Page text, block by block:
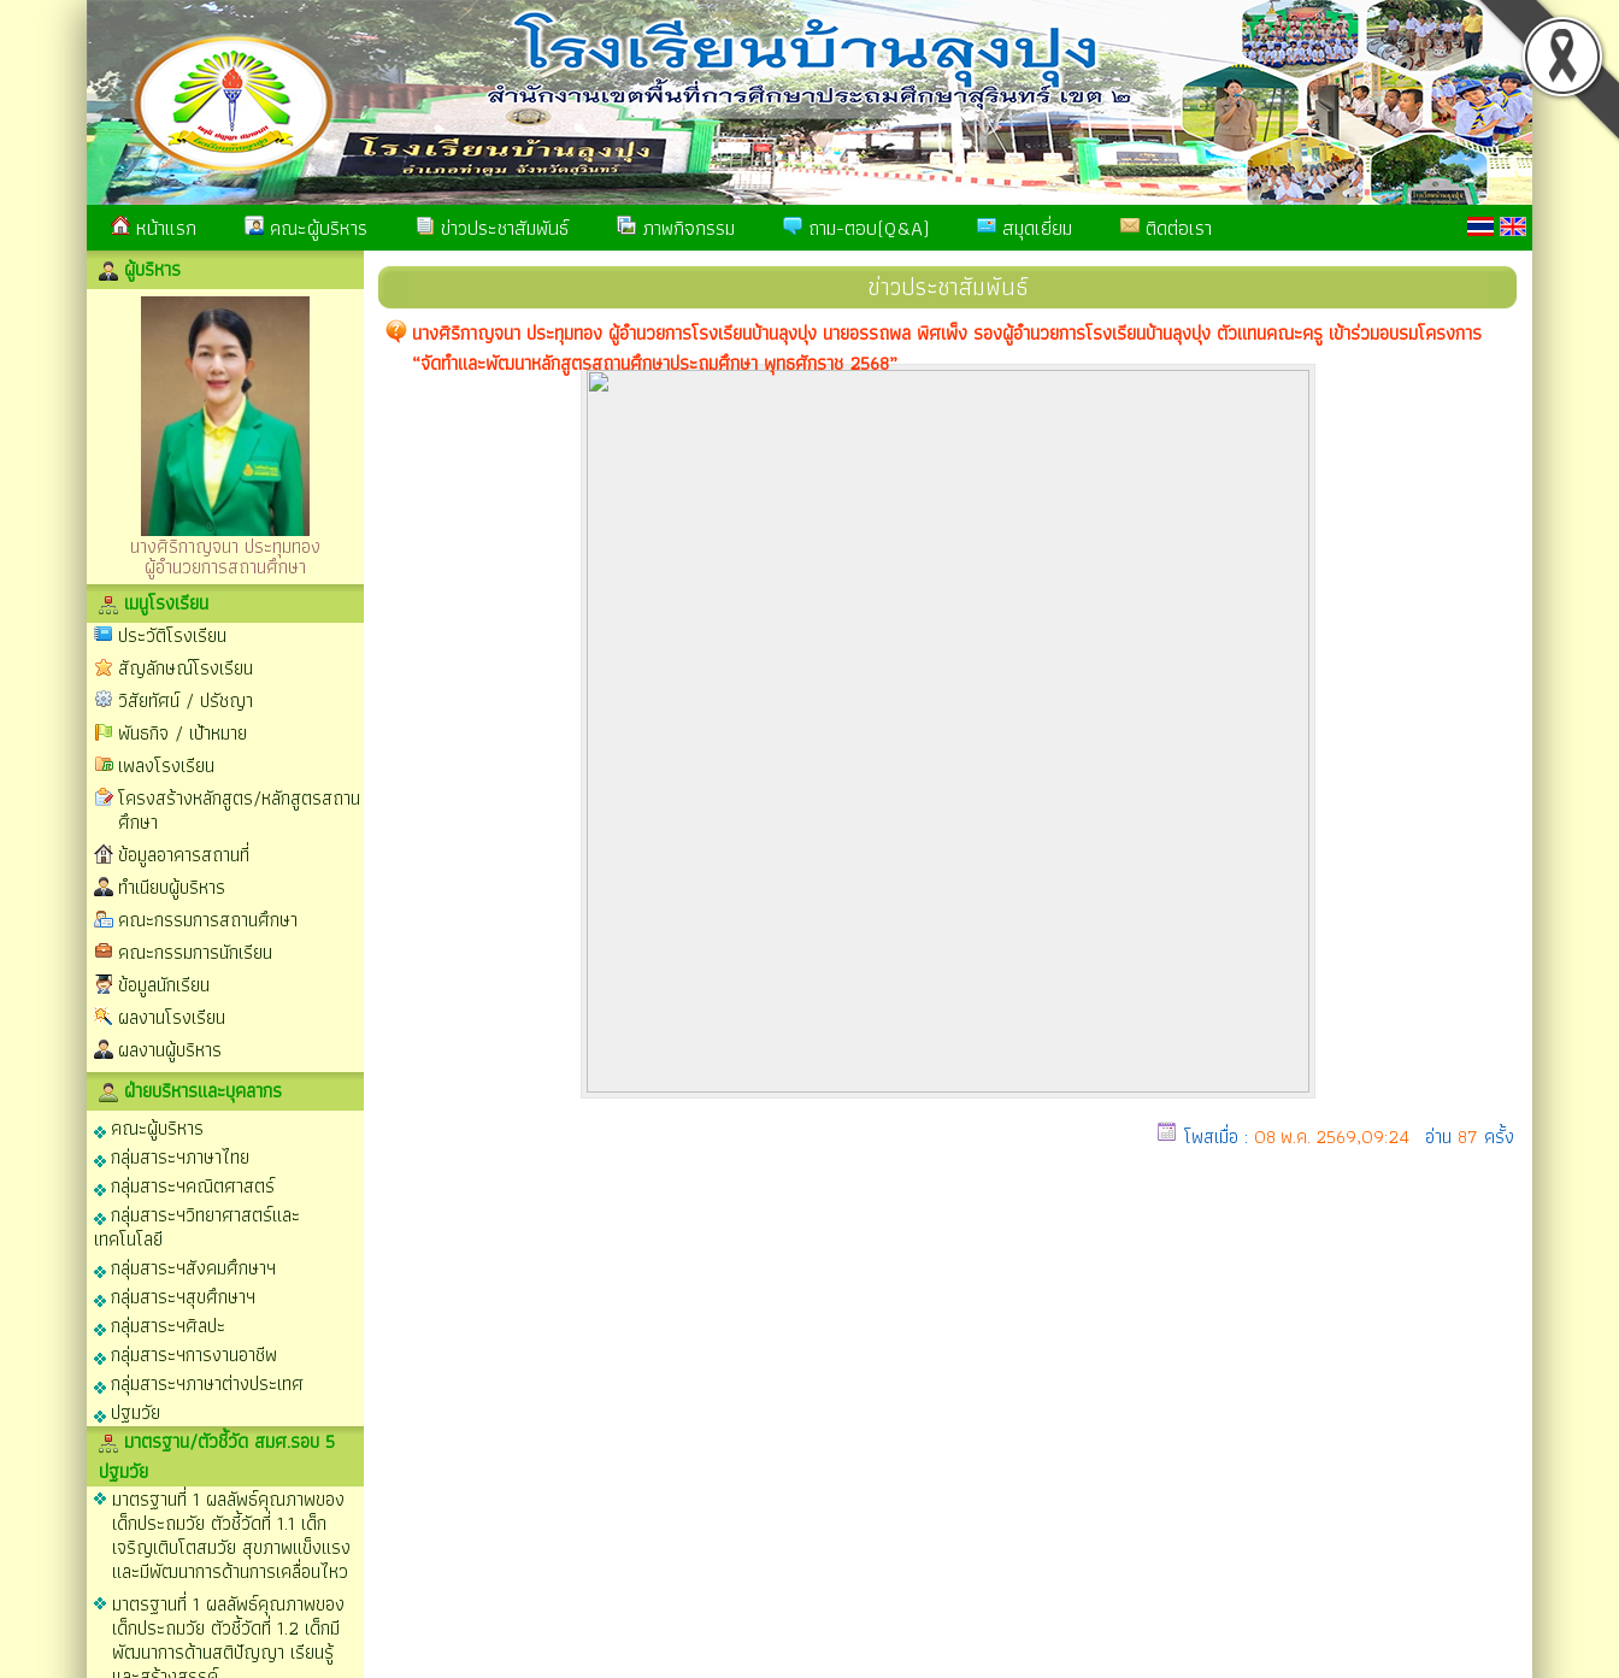
หน้าแรก คณะผู้บริหาร ข่าวประชาสัมพันธ์ ภาพกิจกรรม ถาม-ตอบ(Q&A) สมุดเยี่ยม ติดต่อเรา
ผู้บริหาร
นางศิริกาญจนา ประทุมทอง
ผู้อำนวยการสถานศึกษา
เมนูโรงเรียน
ประวัติโรงเรียน
สัญลักษณ์โรงเรียน
วิสัยทัศน์ / ปรัชญา
พันธกิจ / เป้าหมาย
เพลงโรงเรียน
โครงสร้างหลักสูตร/หลักสูตรสถาน
ศึกษา
ข้อมูลอาคารสถานที่
ทำเนียบผู้บริหาร
คณะกรรมการสถานศึกษา
คณะกรรมการนักเรียน
ข้อมูลนักเรียน
ผลงานโรงเรียน
ผลงานผู้บริหาร
ฝ่ายบริหารและบุคลากร
คณะผู้บริหาร
กลุ่มสาระฯภาษาไทย
กลุ่มสาระฯคณิตศาสตร์
กลุ่มสาระฯวิทยาศาสตร์และ
เทคโนโลยี
กลุ่มสาระฯสังคมศึกษาฯ
กลุ่มสาระฯสุขศึกษาฯ
กลุ่มสาระฯศิลปะ
กลุ่มสาระฯการงานอาชีพ
กลุ่มสาระฯภาษาต่างประเทศ
ปฐมวัย
มาตรฐาน/ตัวชี้วัด สมศ.รอบ 5
ปฐมวัย
มาตรฐานที่ 1 ผลลัพธ์คุณภาพของ
เด็กประถมวัย ตัวชี้วัดที่ 1.1 เด็ก
เจริญเติบโตสมวัย สุขภาพแข็งแรง
และมีพัฒนาการด้านการเคลื่อนไหว
มาตรฐานที่ 1 ผลลัพธ์คุณภาพของ
เด็กประถมวัย ตัวชี้วัดที่ 1.2 เด็กมี
พัฒนาการด้านสติปัญญา เรียนรู้
ข่าวประชาสัมพันธ์
นางศิริกาญจนา ประทุมทอง ผู้อำนวยการโรงเรียนบ้านลุงปุง นายอรรถพล พิศเพ็ง รองผู้อำนวยการโรงเรียนบ้านลุงปุง ตัวแทนคณะครู เข้าร่วมอบรมโครงการ
“จัดทำและพัฒนาหลักสูตรสถานศึกษาประถมศึกษา พุทธศักราช 2568”
โพสเมื่อ : 08 พ.ค. 2569,09:24 อ่าน 87 ครั้ง